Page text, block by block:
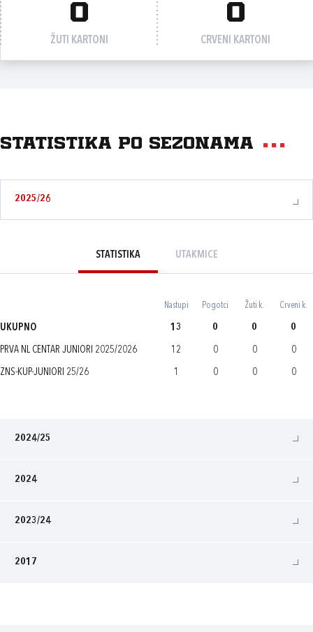
0
ŽUTI KARTONI
0
CRVENI KARTONI
Statistika po sezonama
2025/26
STATISTIKA UTAKMICE
Nastupi Pogotci Žuti k. Crveni k.
UKUPNO 13 0 0 0
PRVA NL CENTAR JUNIORI 2025/2026 12 0 0 0
ZNS-KUP-JUNIORI 25/26 1 0 0 0
2024/25
2024
2023/24
2017